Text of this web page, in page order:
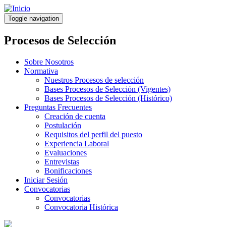
Pasar
al
contenido
principal
Toggle navigation
Procesos de Selección
Sobre Nosotros
Normativa
Nuestros Procesos de selección
Bases Procesos de Selección (Vigentes)
Bases Procesos de Selección (Histórico)
Preguntas Frecuentes
Creación de cuenta
Postulación
Requisitos del perfil del puesto
Experiencia Laboral
Evaluaciones
Entrevistas
Bonificaciones
Iniciar Sesión
Convocatorias
Convocatorias
Convocatoria Histórica